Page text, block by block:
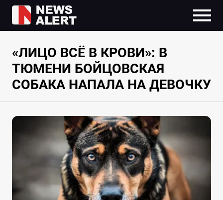
«ЛИЦО ВСЁ В КРОВИ»: В
ТЮМЕНИ БОЙЦОВСКАЯ
СОБАКА НАПАЛА НА ДЕВОЧКУ